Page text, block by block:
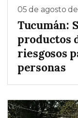
05 de agosto
Tucumán:
productos
riesgosos
personas